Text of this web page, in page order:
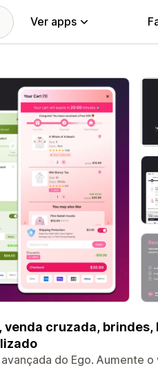
Ver apps
venda cruzada, brindes,
do Ego. Aumente